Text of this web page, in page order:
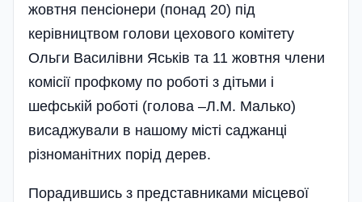
жовтня пенсіонери (понад 20) під
керівництвом голови цехового комітету
Ольги Василівни Яськів та 11 жовтня члени
комісії профкому по роботі з дітьми і
шефській роботі (голова –Л.М. Малько)
висаджували в нашому місті саджанці
різноманітних порід дерев.
Порадившись з представниками місцевої